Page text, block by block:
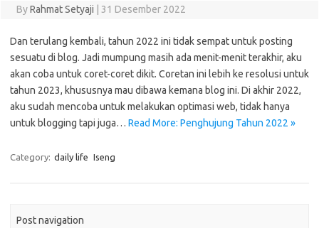
ByRahmat Setyaji 31 Desember 2022
Dan terulang kembali, tahun 2022 ini tidak sempat untuk posting
sesuatu di blog. Jadi mumpung masih ada menit-menit terakhir, aku
akan coba untuk coret-coret dikit. Coretan ini lebih ke resolusi untuk
tahun 2023, khususnya mau dibawa kemana blog ini. Di akhir 2022,
aku sudah mencoba untuk melakukan optimasi web, tidak hanya
untuk blogging tapi juga… Read More: Penghujung Tahun 2022 »
Category: daily life Iseng
Post navigation